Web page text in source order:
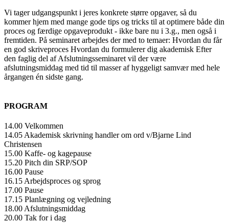
Vi tager udgangspunkt i jeres konkrete større opgaver, så du
kommer hjem med mange gode tips og tricks til at optimere både din
proces og færdige opgaveprodukt - ikke bare nu i 3.g., men også i
fremtiden. På seminaret arbejdes der med to temaer: Hvordan du får
en god skriveproces Hvordan du formulerer dig akademisk Efter
den faglig del af Afslutningsseminaret vil der være
afslutningsmiddag med tid til masser af hyggeligt samvær med hele
årgangen én sidste gang.
PROGRAM
14.00 Velkommen
14.05 Akademisk skrivning handler om ord v/Bjarne Lind
Christensen
15.00 Kaffe- og kagepause
15.20 Pitch din SRP/SOP
16.00 Pause
16.15 Arbejdsproces og sprog
17.00 Pause
17.15 Planlægning og vejledning
18.00 Afslutningsmiddag
20.00 Tak for i dag